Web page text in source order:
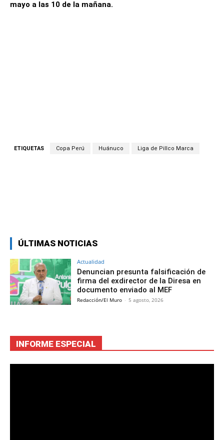
mayo a las 10 de la mañana.
ETIQUETAS Copa Perú Huánuco Liga de Pillco Marca
ÚLTIMAS NOTICIAS
Actualidad
Denuncian presunta falsificación de
firma del exdirector de la Diresa en
documento enviado al MEF
Redacción/El Muro - 5 agosto, 2026
INFORME ESPECIAL